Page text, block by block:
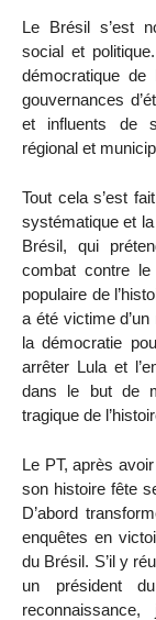
Le Brésil s’est
social et
démocratique
gouvernances
et influents de
régional et
Tout cela s’est
systématique et
Brésil, qui
combat contre
populaire de
a été victime
la démocratie
arrêter Lula et
dans le but de
tragique de
Le PT, après
son histoire fête
D’abord
enquêtes en
du Brésil. S’il y
un président